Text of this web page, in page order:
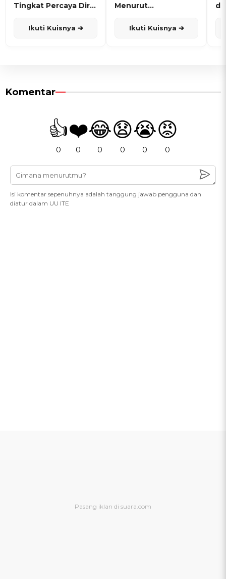
Tingkat Percaya Diri
Ikuti Kuisnya ➔
Menurut
Ikuti Kuisnya ➔
Komentar
👍
0
❤️
0
😂
0
😧
0
😭
0
😡
0
Isi komentar sepenuhnya adalah tanggung jawab pengguna dan
diatur dalam UU ITE